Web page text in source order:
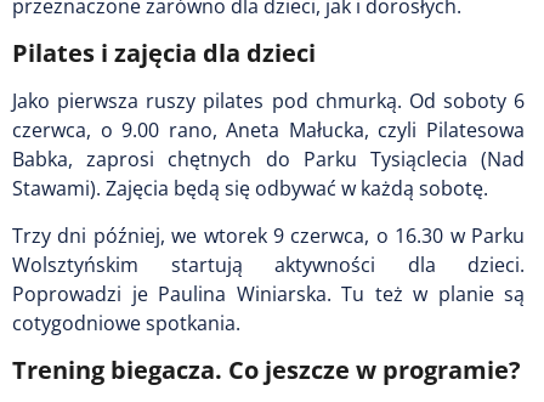
przeznaczone zarówno dla dzieci, jak i dorosłych.
Pilates i zajęcia dla dzieci
Jako pierwsza ruszy pilates pod chmurką. Od soboty 6
czerwca, o 9.00 rano, Aneta Małucka, czyli Pilatesowa
Babka, zaprosi chętnych do Parku Tysiąclecia (Nad
Stawami). Zajęcia będą się odbywać w każdą sobotę.
Trzy dni później, we wtorek 9 czerwca, o 16.30 w Parku
Wolsztyńskim startują aktywności dla dzieci.
Poprowadzi je Paulina Winiarska. Tu też w planie są
cotygodniowe spotkania.
Trening biegacza. Co jeszcze w programie?